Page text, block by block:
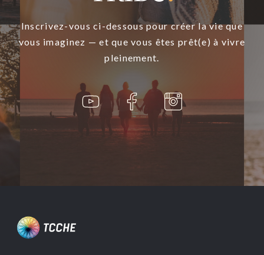
12. IDENTIFIEZ VOS SOLUTIONS
14. CHANGER VOS SCHÉMAS
15. VOTRE ALTERNATIVE SAINE
Inscrivez-vous ci-dessous pour créer la vie que
vous imaginez — et que vous êtes prêt(e) à vivre
pleinement.